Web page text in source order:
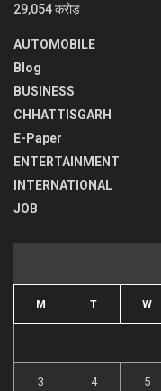
29,054 करोड़
AUTOMOBILE
Blog
BUSINESS
CHHATTISGARH
E-Paper
ENTERTAINMENT
INTERNATIONAL
JOB
M T W
3 4 5